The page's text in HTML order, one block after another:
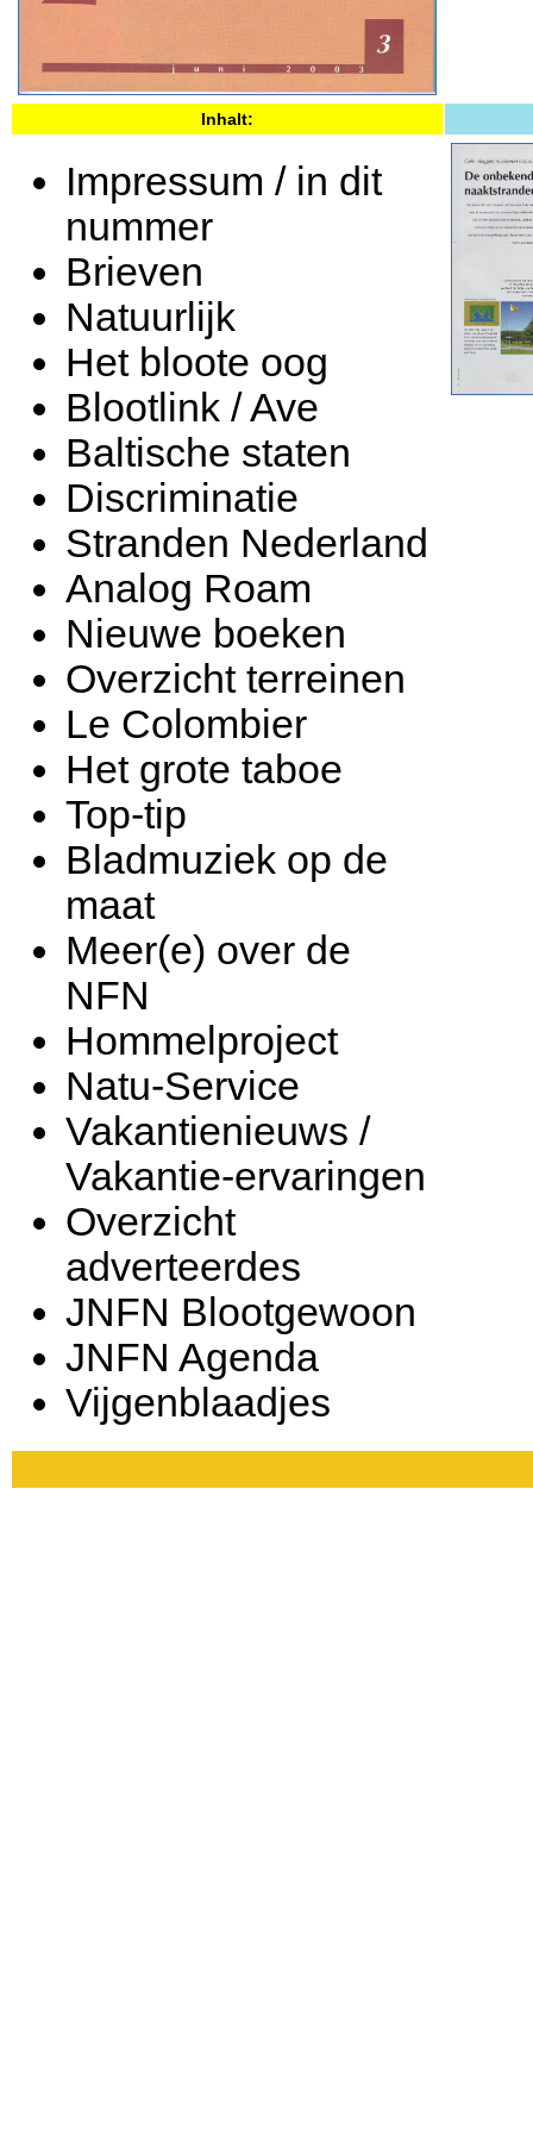
Inhalt:
Impressum / in dit
nummer
Brieven
Natuurlijk
Het bloote oog
Blootlink / Ave
Baltische staten
Discriminatie
Stranden Nederland
Analog Roam
Nieuwe boeken
Overzicht terreinen
Le Colombier
Het grote taboe
Top-tip
Bladmuziek op de
maat
Meer(e) over de
NFN
Hommelproject
Natu-Service
Vakantienieuws /
Vakantie-ervaringen
Overzicht
adverteerdes
JNFN Blootgewoon
JNFN Agenda
Vijgenblaadjes